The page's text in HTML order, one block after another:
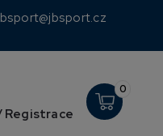
0
Registrace